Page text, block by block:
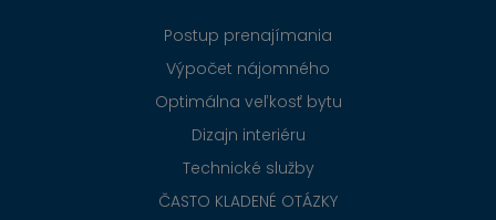
Postup prenajímania
Výpočet nájomného
Optimálna veľkosť bytu
Dizajn interiéru
Technické služby
ČASTO KLADENÉ OTÁZKY